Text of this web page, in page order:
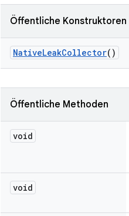
Öffentliche Konstruktoren
NativeLeakCollector()
Öffentliche Methoden
void
void